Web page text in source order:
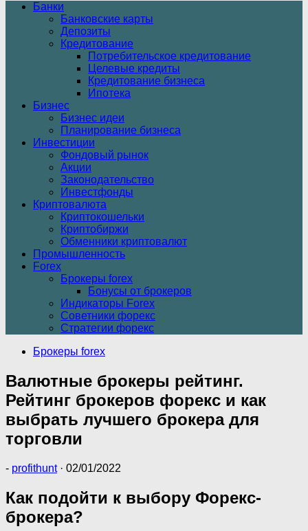
Банки
Банковские карты
Депозиты
Кредитование
Потребительское кредитование
Целевые кредиты
Кредитование бизнеса
Ипотека
Бизнес
Бизнес идеи
Планирование бизнеса
Инвестиции
Фондовый рынок
Акции
Законодательство
Инвестфонды
Криптовалюта
Криптокошельки
Криптобиржи
Обменники криптовалют
Промышленность
Forex
Брокеры forex
Бонусы от брокеров
Индикаторы Forex
Советники форекс
Стратегии форекс
Брокеры forex
Валютные брокеры рейтинг.
Рейтинг брокеров форекс и как
выбрать лучшего брокера для
торговли
- profithunt · 02/01/2022
Как подойти к выбору Форекс-
брокера?